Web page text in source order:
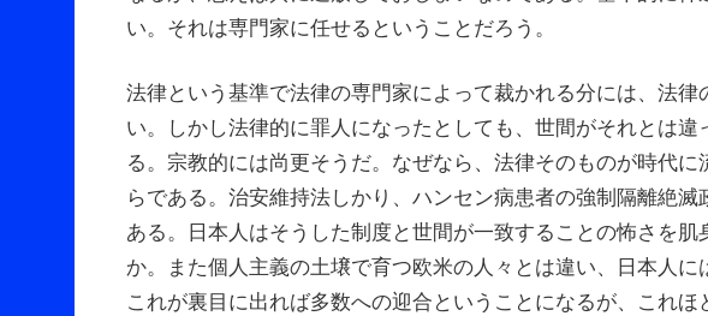
い。それは専門家に任せるということだろう。
法律という基準で法律の専門家によって裁かれる分には、法
い。しかし法律的に罪人になったとしても、世間がそれとは
る。宗教的には尚更そうだ。なぜなら、法律そのものが時代
らである。治安維持法しかり、ハンセン病患者の強制隔離絶
ある。日本人はそうした制度と世間が一致することの怖さを肌
か。また個人主義の土壌で育つ欧米の人々とは違い、日本人に
これが裏目に出れば多数への迎合ということになるが、これ